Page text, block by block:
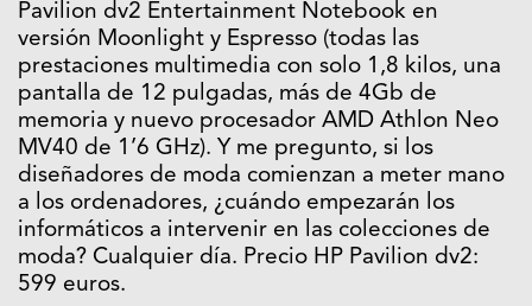
Pavilion dv2 Entertainment Notebook en
versión Moonlight y Espresso (todas las
prestaciones multimedia con solo 1,8 kilos, una
pantalla de 12 pulgadas, más de 4Gb de
memoria y nuevo procesador AMD Athlon Neo
MV40 de 1’6 GHz). Y me pregunto, si los
diseñadores de moda comienzan a meter mano
a los ordenadores, ¿cuándo empezarán los
informáticos a intervenir en las colecciones de
moda? Cualquier día. Precio HP Pavilion dv2:
599 euros.